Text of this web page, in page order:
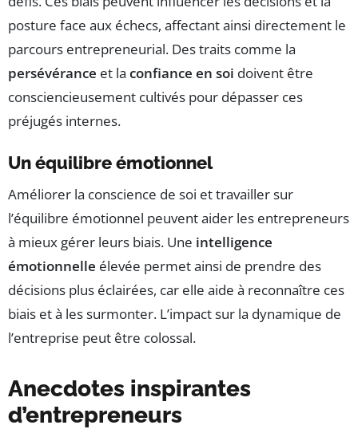
posture face aux échecs, affectant ainsi directement le
parcours entrepreneurial. Des traits comme la
persévérance et la confiance en soi doivent être
consciencieusement cultivés pour dépasser ces
préjugés internes.
Un équilibre émotionnel
Améliorer la conscience de soi et travailler sur
l’équilibre émotionnel peuvent aider les entrepreneurs
à mieux gérer leurs biais. Une intelligence
émotionnelle élevée permet ainsi de prendre des
décisions plus éclairées, car elle aide à reconnaître ces
biais et à les surmonter. L’impact sur la dynamique de
l’entreprise peut être colossal.
Anecdotes inspirantes
d’entrepreneurs